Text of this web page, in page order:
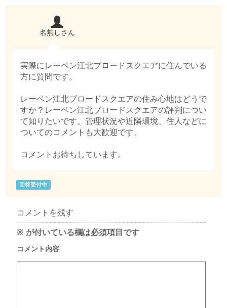
名無しさん
実際にレーベン江北ブロードスクエアに住んでいる
方に質問です。
レーベン江北ブロードスクエアの住み心地はどうで
すか？レーベン江北ブロードスクエアの評判につい
て知りたいです。管理状況や近隣環境、住人などに
ついてのコメントも大歓迎です。
コメントお待ちしています。
回答受付中
コメントを残す
※ が付いている欄は必須項目です